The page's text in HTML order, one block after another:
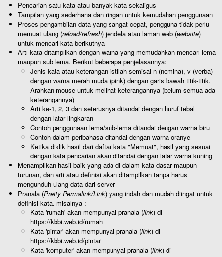
Pencarian satu kata atau banyak kata sekaligus
Tampilan yang sederhana dan ringan untuk kemudahan penggunaan
Proses pengambilan data yang sangat cepat, pengguna tidak perlu
memuat ulang (reload/refresh) jendela atau laman web (website)
untuk mencari kata berikutnya
Arti kata ditampilkan dengan warna yang memudahkan mencari lema
maupun sub lema. Berikut beberapa penjelasannya:
Jenis kata atau keterangan istilah semisal n (nomina), v (verba)
dengan warna merah muda (pink) dengan garis bawah titik-titik.
Arahkan mouse untuk melihat keterangannya (belum semua ada
keterangannya)
Arti ke-1, 2, 3 dan seterusnya ditandai dengan huruf tebal
dengan latar lingkaran
Contoh penggunaan lema/sub-lema ditandai dengan warna biru
Contoh dalam peribahasa ditandai dengan warna oranye
Ketika diklik hasil dari daftar kata "Memuat", hasil yang sesuai
dengan kata pencarian akan ditandai dengan latar warna kuning
Menampilkan hasil baik yang ada di dalam kata dasar maupun
turunan, dan arti atau definisi akan ditampilkan tanpa harus
mengunduh ulang data dari server
Pranala (Pretty Permalink/Link) yang indah dan mudah diingat untuk
definisi kata, misalnya :
Kata 'rumah' akan mempunyai pranala (link) di
https://kbbi.web.id/rumah
Kata 'pintar' akan mempunyai pranala (link) di
https://kbbi.web.id/pintar
Kata 'komputer' akan mempunyai pranala (link) di